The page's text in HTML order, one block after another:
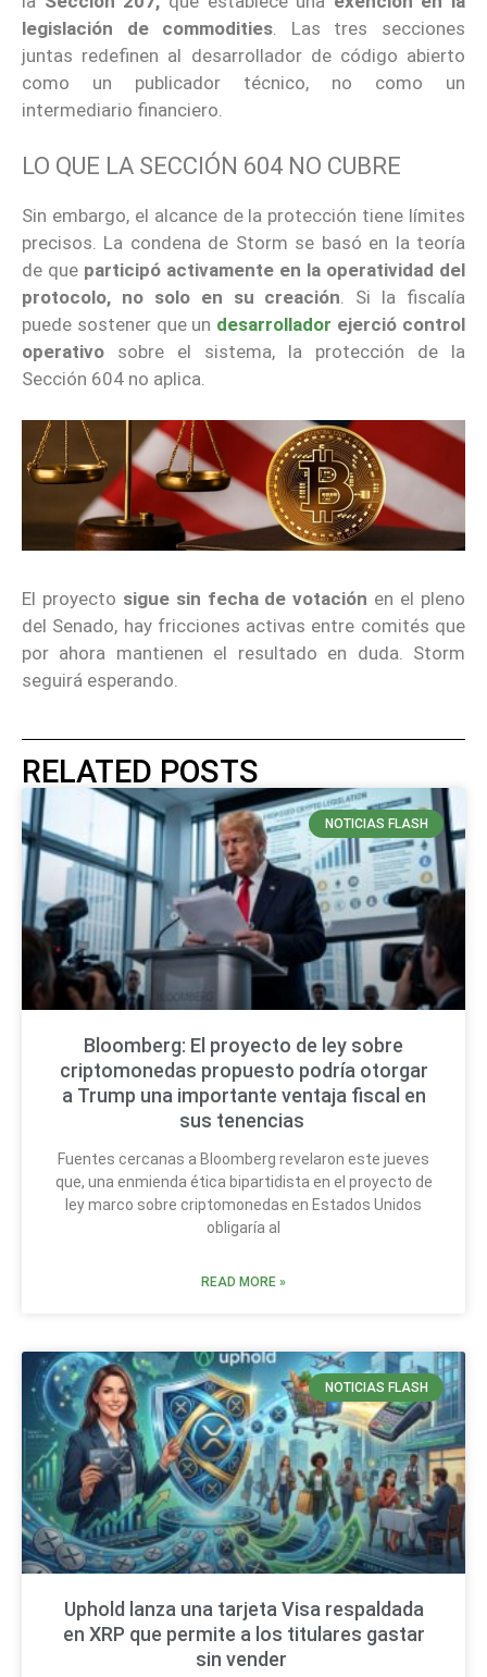
legislación de commodities. Las tres secciones
juntas redefinen al desarrollador de código abierto
como un publicador técnico, no como un
intermediario financiero.
LO QUE LA SECCIÓN 604 NO CUBRE
Sin embargo, el alcance de la protección tiene límites
precisos. La condena de Storm se basó en la teoría
de que participó activamente en la operatividad del
protocolo, no solo en su creación . Si la fiscalía
puede sostener que un desarrollador ejerció control
operativo sobre el sistema, la protección de la
Sección 604 no aplica.
El proyecto sigue sin fecha de votación en el pleno
del Senado, hay fricciones activas entre comités que
por ahora mantienen el resultado en duda. Storm
seguirá esperando.
RELATED POSTS
NOTICIAS FLASH
Bloomberg: El proyecto de ley sobre
criptomonedas propuesto podría otorgar
a Trump una importante ventaja fiscal en
sus tenencias
Fuentes cercanas a Bloomberg revelaron este jueves
que, una enmienda ética bipartidista en el proyecto de
ley marco sobre criptomonedas en Estados Unidos
obligaría al
READ MORE »
NOTICIAS FLASH
Uphold lanza una tarjeta Visa respaldada
en XRP que permite a los titulares gastar
sin vender